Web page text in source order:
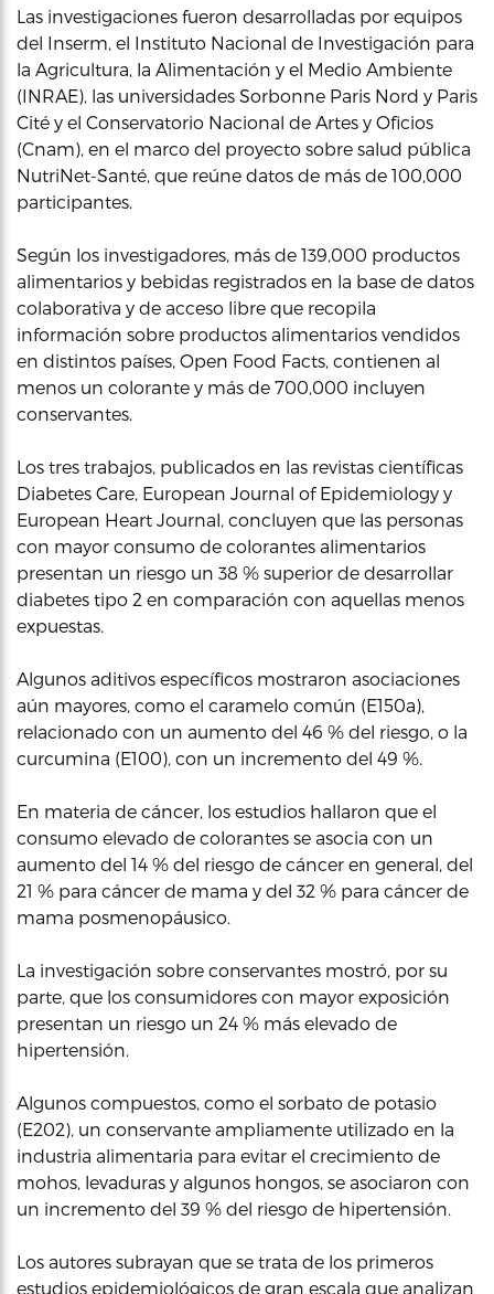
Las investigaciones fueron desarrolladas por equipos
del Inserm, el Instituto Nacional de Investigación para
la Agricultura, la Alimentación y el Medio Ambiente
(INRAE), las universidades Sorbonne Paris Nord y Paris
Cité y el Conservatorio Nacional de Artes y Oficios
(Cnam), en el marco del proyecto sobre salud pública
NutriNet-Santé, que reúne datos de más de 100,000
participantes.
Según los investigadores, más de 139,000 productos
alimentarios y bebidas registrados en la base de datos
colaborativa y de acceso libre que recopila
información sobre productos alimentarios vendidos
en distintos países, Open Food Facts, contienen al
menos un colorante y más de 700,000 incluyen
conservantes.
Los tres trabajos, publicados en las revistas científicas
Diabetes Care, European Journal of Epidemiology y
European Heart Journal, concluyen que las personas
con mayor consumo de colorantes alimentarios
presentan un riesgo un 38 % superior de desarrollar
diabetes tipo 2 en comparación con aquellas menos
expuestas.
Algunos aditivos específicos mostraron asociaciones
aún mayores, como el caramelo común (E150a),
relacionado con un aumento del 46 % del riesgo, o la
curcumina (E100), con un incremento del 49 %.
En materia de cáncer, los estudios hallaron que el
consumo elevado de colorantes se asocia con un
aumento del 14 % del riesgo de cáncer en general, del
21 % para cáncer de mama y del 32 % para cáncer de
mama posmenopáusico.
La investigación sobre conservantes mostró, por su
parte, que los consumidores con mayor exposición
presentan un riesgo un 24 % más elevado de
hipertensión.
Algunos compuestos, como el sorbato de potasio
(E202), un conservante ampliamente utilizado en la
industria alimentaria para evitar el crecimiento de
mohos, levaduras y algunos hongos, se asociaron con
un incremento del 39 % del riesgo de hipertensión.
Los autores subrayan que se trata de los primeros
estudios epidemiológicos de gran escala que analizan